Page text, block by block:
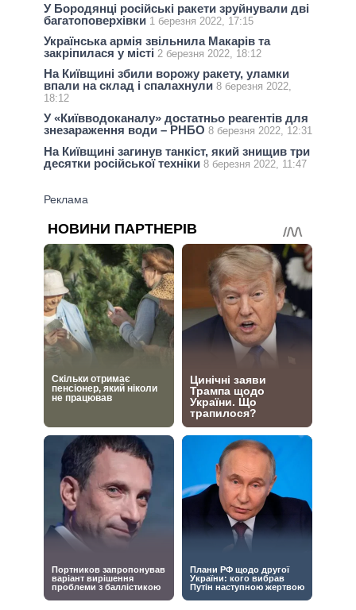
У Бородянці російські ракети зруйнували дві
багатоповерхівки 1 березня 2022, 17:15
Українська армія звільнила Макарів та
закріпилася у місті 2 березня 2022, 18:12
На Київщині збили ворожу ракету, уламки
впали на склад і спалахнули 8 березня 2022,
18:12
У «Київводоканалу» достатньо реагентів для
знезараження води – РНБО 8 березня 2022, 12:31
На Київщині загинув танкіст, який знищив три
десятки російської техніки 8 березня 2022, 11:47